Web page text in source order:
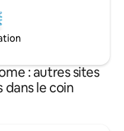
: autres sites
le coin